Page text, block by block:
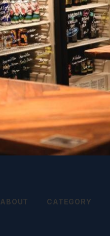
ABOUT CATEGORY